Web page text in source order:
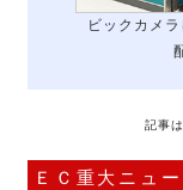
ビックカメ
記事
ＥＣ重大ニュ